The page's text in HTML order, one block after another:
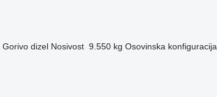
Gorivo dizel Nosivost 9.550 kg Osovinska konfiguracija